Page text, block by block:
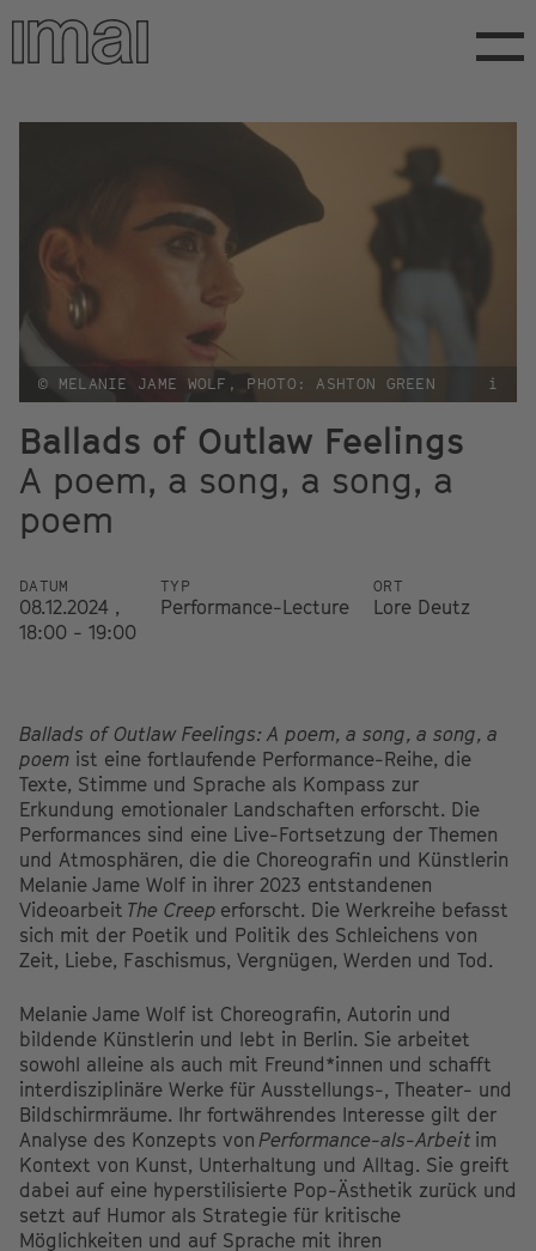
Direkt
zum
Inhalt
© MELANIE JAME WOLF, PHOTO: ASHTON GREEN i
Ballads of Outlaw Feelings
A poem, a song, a song, a
poem
DATUM
08.12.2024 ,
18:00 - 19:00
TYP
Performance-Lecture
ORT
Lore Deutz
Ballads of Outlaw Feelings: A poem, a song, a song, a
poem ist eine fortlaufende Performance-Reihe, die
Texte, Stimme und Sprache als Kompass zur
Erkundung emotionaler Landschaften erforscht. Die
Performances sind eine Live-Fortsetzung der Themen
und Atmosphären, die die Choreografin und Künstlerin
Melanie Jame Wolf in ihrer 2023 entstandenen
Videoarbeit The Creep erforscht. Die Werkreihe befasst
sich mit der Poetik und Politik des Schleichens von
Zeit, Liebe, Faschismus, Vergnügen, Werden und Tod.
Melanie Jame Wolf ist Choreografin, Autorin und
bildende Künstlerin und lebt in Berlin. Sie arbeitet
sowohl alleine als auch mit Freund*innen und schafft
interdisziplinäre Werke für Ausstellungs-, Theater- und
Bildschirmräume. Ihr fortwährendes Interesse gilt der
Analyse des Konzepts von Performance-als-Arbeit im
Kontext von Kunst, Unterhaltung und Alltag. Sie greift
dabei auf eine hyperstilisierte Pop-Ästhetik zurück und
setzt auf Humor als Strategie für kritische
Möglichkeiten und auf Sprache mit ihren